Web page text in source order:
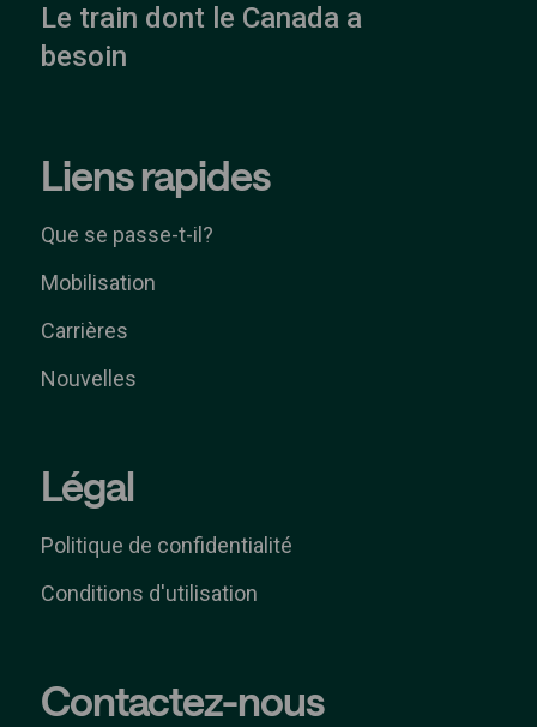
Le train dont le Canada a
besoin
Liens rapides
Que se passe-t-il?
Mobilisation
Carrières
Nouvelles
Légal
Politique de confidentialité
Conditions d'utilisation
Contactez-nous